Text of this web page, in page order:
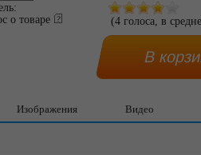
о товаре
(4 голоса, в
Изображения Видео